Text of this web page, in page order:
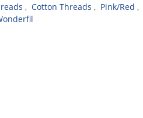
, Cotton Threads , Pink/Red ,